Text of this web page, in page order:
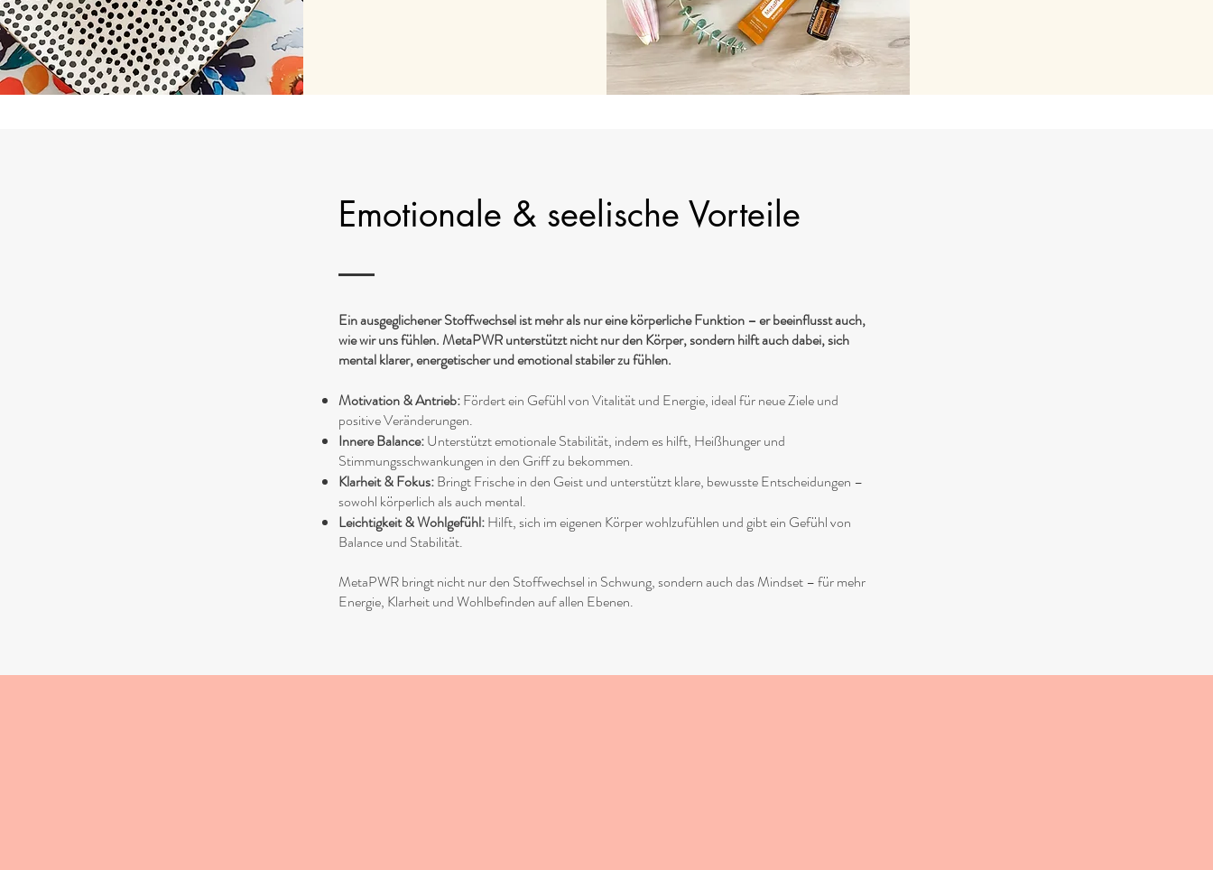
Emotionale & seelische Vorteile
Ein ausgeglichener Stoffwechsel ist mehr als nur eine körperliche Funktion – er beeinflusst auch,
wie wir uns fühlen. MetaPWR unterstützt nicht nur den Körper, sondern hilft auch dabei, sich
mental klarer, energetischer und emotional stabiler zu fühlen.
Motivation & Antrieb:Fördert ein Gefühl von Vitalität und Energie, ideal für neue Ziele und
positive Veränderungen.
Innere Balance:Unterstützt emotionale Stabilität, indem es hilft, Heißhunger und
Stimmungsschwankungen in den Griff zu bekommen.
Klarheit & Fokus:Bringt Frische in den Geist und unterstützt klare, bewusste Entscheidungen –
sowohl körperlich als auch mental.
Leichtigkeit & Wohlgefühl:Hilft, sich im eigenen Körper wohlzufühlen und gibt ein Gefühl von
Balance und Stabilität.
MetaPWR bringt nicht nur den Stoffwechsel in Schwung, sondern auch das Mindset – für mehr
Energie, Klarheit und Wohlbefinden auf allen Ebenen.